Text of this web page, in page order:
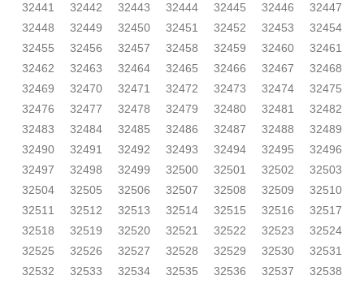
32441
32442 32443 32444 32445 32446
32447
32448
32449 32450 32451 32452 32453
32454
32455
32456 32457 32458 32459 32460
32461
32462
32463 32464 32465 32466 32467
32468
32469
32470 32471 32472 32473 32474
32475
32476
32477 32478 32479 32480 32481
32482
32483
32484 32485 32486 32487 32488
32489
32490
32491 32492 32493 32494 32495
32496
32497
32498 32499 32500 32501 32502
32503
32504
32505 32506 32507 32508 32509
32510
32511
32512 32513 32514 32515 32516
32517
32518
32519 32520 32521 32522 32523
32524
32525
32526 32527 32528 32529 32530
32531
32532
32533 32534 32535 32536 32537
32538